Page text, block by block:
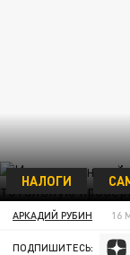
НАЛОГИ
АРКАДИЙ РУБИН 16
ПОДПИШИТЕСЬ: